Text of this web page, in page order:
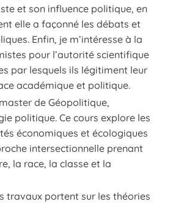
et son influence politique, en
elle a façonné les débats et
Enfin, je m’intéresse à la
pour l’autorité scientifique
par lesquels ils légitiment leur
académique et politique.
de Géopolitique,
politique. Ce cours explore les
économiques et écologiques
intersectionnelle prenant
la race, la classe et la
travaux portent sur les théories